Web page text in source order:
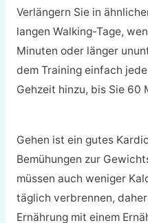
Verlängern Sie in
langen Walking-Tage,
Minuten oder länger
dem Training einfach
Gehzeit hinzu, bis Sie 60
Gehen ist ein gutes
Bemühungen zur
müssen auch weniger
täglich verbrennen,
Ernährung mit einem